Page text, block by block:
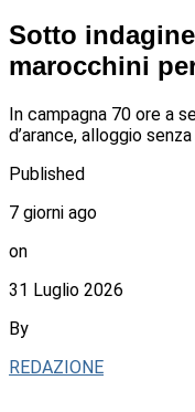
Sotto
marocchini
In campagna 70 ore a
d’arance, alloggio
Published
7 giorni ago
on
31 Luglio 2026
By
REDAZIONE